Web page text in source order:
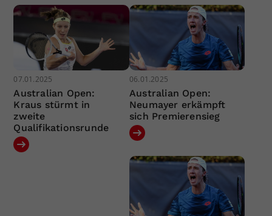
07.01.2025
Australian Open:
Kraus stürmt in
zweite
Qualifikationsrunde
06.01.2025
Australian Open:
Neumayer erkämpft
sich Premierensieg